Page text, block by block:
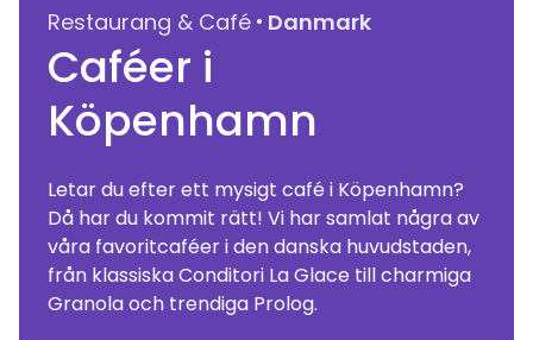
Restaurang & Café · Danmark
Caféer i
Köpenhamn
Letar du efter ett mysigt café i Köpenhamn?
Då har du kommit rätt! Vi har samlat några av
våra favoritcaféer i den danska huvudstaden,
från klassiska Conditori La Glace till charmiga
Granola och trendiga Prolog.